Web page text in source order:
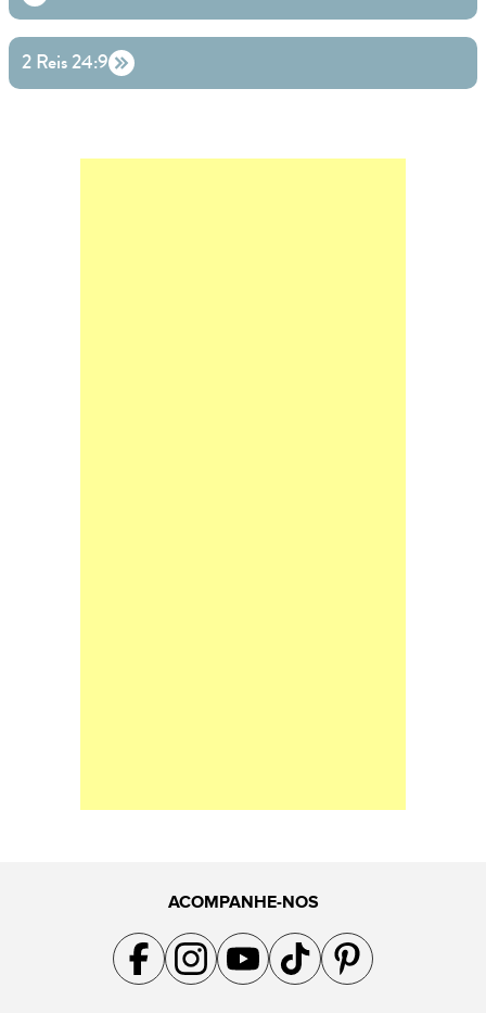
2 Reis 24:9
ACOMPANHE-NOS
Acompanhe a gente no Facebook
Acompanhe a gente no Instagram
Acompanhe a gente no YouTube
Acompanhe a gente no TikTok
Acompanhe a gente no